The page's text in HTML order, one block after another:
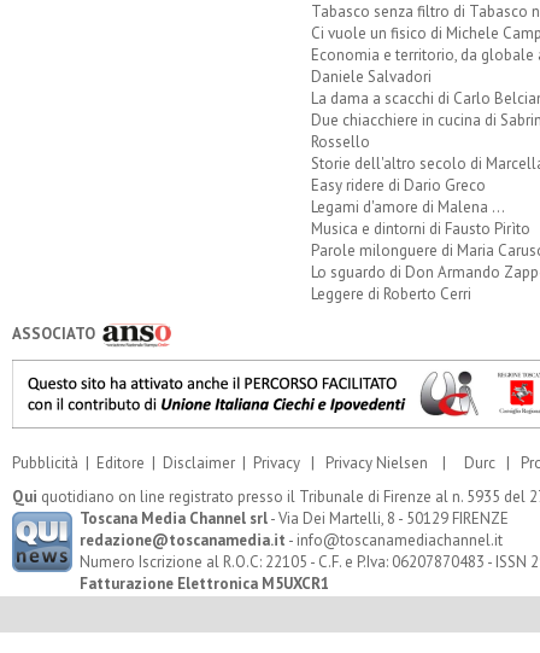
Tabasco senza filtro di Tabasco
Ci vuole un fisico di Michele
Economia e territorio, da globale
Daniele Salvadori
La dama a scacchi di Carlo
Due chiacchiere in cucina di
Rossello
Storie dell'altro secolo di
Easy ridere di Dario Greco
Legami d'amore di Malena ...
Musica e dintorni di Fausto Pirìto
Parole milonguere di Maria
Lo sguardo di Don Armando
Leggere di Roberto Cerri
ASSOCIATO
Pubblicità | Editore | Disclaimer | Privacy | Privacy Nielsen | Durc |
Qui quotidiano on line registrato presso il Tribunale di Firenze al n. 5935 del
Toscana Media Channel srl- Via Dei Martelli, 8 - 50129 FIRENZE
redazione@toscanamedia.it - info@toscanamediachannel.it
Numero Iscrizione al R.O.C: 22105 - C.F. e P.Iva: 06207870483 - ISSN
Fatturazione Elettronica M5UXCR1